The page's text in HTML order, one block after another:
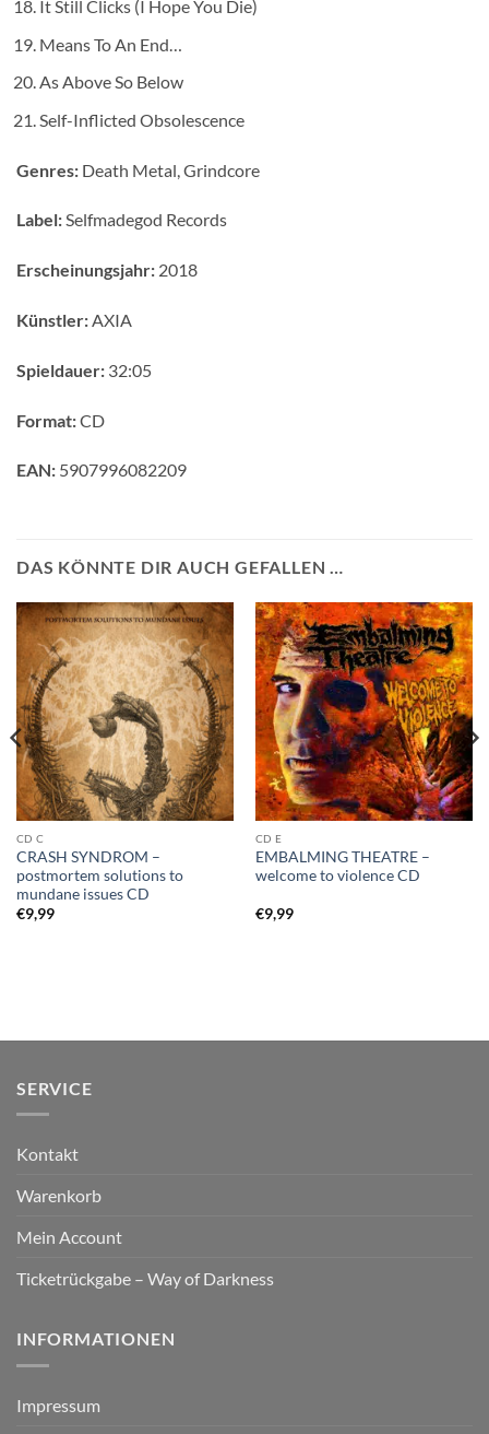
It Still Clicks (I Hope You Die)
Means To An End…
As Above So Below
Self-Inflicted Obsolescence
Genres: Death Metal, Grindcore
Label:Selfmadegod Records
Erscheinungsjahr: 2018
Künstler:AXIA
Spieldauer: 32:05
Format:CD
EAN: 5907996082209
DAS KÖNNTE DIR AUCH GEFALLEN …
CD C
CRASH SYNDROM –
postmortem solutions to
mundane issues CD
€9,99
CD E
EMBALMING THEATRE –
welcome to violence CD
€9,99
SERVICE
Kontakt
Warenkorb
Mein Account
Ticketrückgabe – Way of Darkness
INFORMATIONEN
Impressum